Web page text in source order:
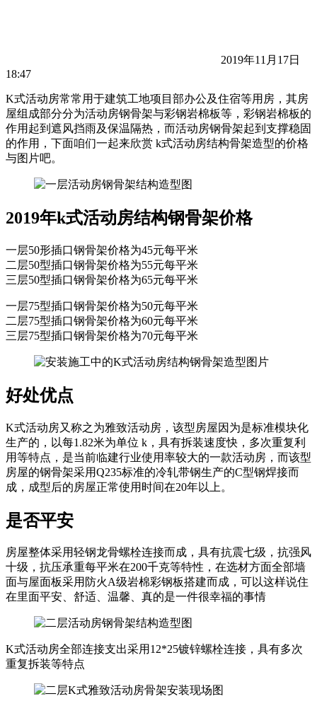
2019年11月17日
18:47
K式活动房常常用于建筑工地项目部办公及住宿等用房，其房
屋组成部分分为活动房钢骨架与彩钢岩棉板等，彩钢岩棉板的
作用起到遮风挡雨及保温隔热，而活动房钢骨架起到支撑稳固
的作用，下面咱们一起来欣赏 k式活动房结构骨架造型的价格
与图片吧。
2019年k式活动房结构钢骨架价格
一层50形插口钢骨架价格为45元每平米
二层50型插口钢骨架价格为55元每平米
三层50型插口钢骨架价格为65元每平米
一层75型插口钢骨架价格为50元每平米
二层75型插口钢骨架价格为60元每平米
三层75型插口钢骨架价格为70元每平米
好处优点
K式活动房又称之为雅致活动房，该型房屋因为是标准模块化
生产的，以每1.82米为单位 k，具有拆装速度快，多次重复利
用等特点，是当前临建行业使用率较大的一款活动房，而该型
房屋的钢骨架采用Q235标准的冷轧带钢生产的C型钢焊接而
成，成型后的房屋正常使用时间在20年以上。
是否平安
房屋整体采用轻钢龙骨螺栓连接而成，具有抗震七级，抗强风
十级，抗压承重每平米在200千克等特性，在选材方面全部墙
面与屋面板采用防火A级岩棉彩钢板搭建而成，可以这样说住
在里面平安、舒适、温馨、真的是一件很幸福的事情
K式活动房全部连接支出采用12*25镀锌螺栓连接，具有多次
重复拆装等特点